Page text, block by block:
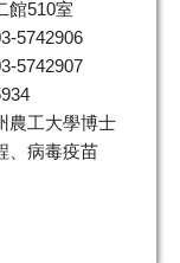
館510室
5742906
5742907
農工大學博士
、病毒疫苗